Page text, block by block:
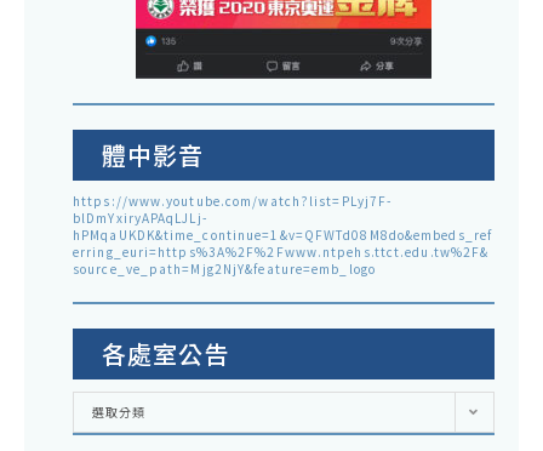
體中影音
https://www.youtube.com/watch?list=PLyj7F-
blDmYxiryAPAqLJLj-
hPMqaUKDK&time_continue=1&v=QFWTd08M8do&embeds_ref
erring_euri=https%3A%2F%2Fwww.ntpehs.ttct.edu.tw%2F&
source_ve_path=Mjg2NjY&feature=emb_logo
各處室公告
各
室
選取分類